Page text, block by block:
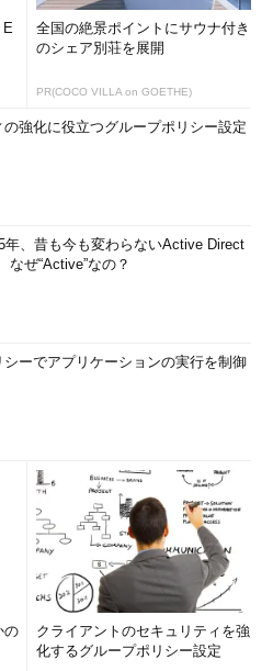
ば
ー
が
。
合
わ
か
シ
ッ
が
強
ョ
］と［アプリケーションの強制終
［OK］をクリックすると、すぐに
E
全国の絶景ポイントにサウナ付き
のシェア別荘を展開
PR(COCO VILLA on GOETHE)
の強化に役立つグループポリシー設定
年、昔も今も変わらないActive Direct
ぜ“Active”なの？
シーでアプリケーションの実行を制御
の
クライアントのセキュリティを強
化するグループポリシー設定